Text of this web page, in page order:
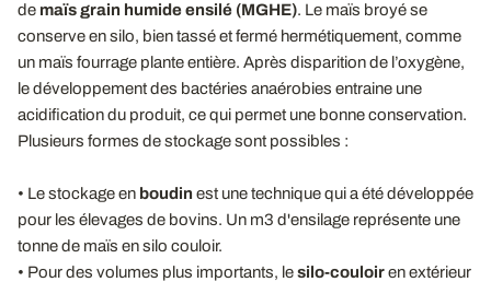
de maïs grain humide ensilé (MGHE). Le maïs broyé se
conserve en silo, bien tassé et fermé hermétiquement, comme
un maïs fourrage plante entière. Après disparition de l’oxygène,
le développement des bactéries anaérobies entraine une
acidification du produit, ce qui permet une bonne conservation.
Plusieurs formes de stockage sont possibles :
• Le stockage en boudinest une technique qui a été développée
pour les élevages de bovins. Un m3 d'ensilage représente une
tonne de maïs en silo couloir.
• Pour des volumes plus importants, lesilo-couloiren extérieur